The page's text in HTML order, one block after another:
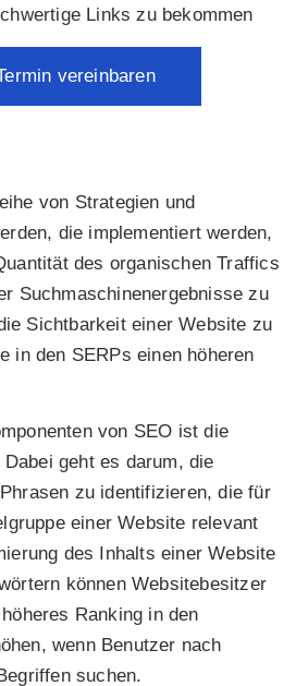
Links zu bekommen
vereinbaren
von Strategien und
die implementiert werden,
des organischen Traffics
Suchmaschinenergebnisse zu
Sichtbarkeit einer Website zu
in den SERPs einen höheren
von SEO ist die
geht es darum, die
zu identifizieren, die für
einer Website relevant
des Inhalts einer Website
können Websitebesitzer
Ranking in den
wenn Benutzer nach
suchen.